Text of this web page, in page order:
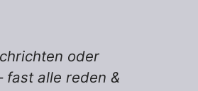
oder
fast alle reden &